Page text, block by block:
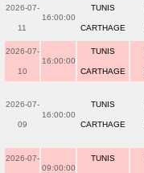
2026-07-
11
16:00:00
TUNIS
CARTHAGE
2026-07-
10
16:00:00
TUNIS
CARTHAGE
2026-07-
09
16:00:00
TUNIS
CARTHAGE
2026-07-
09:00:00
TUNIS